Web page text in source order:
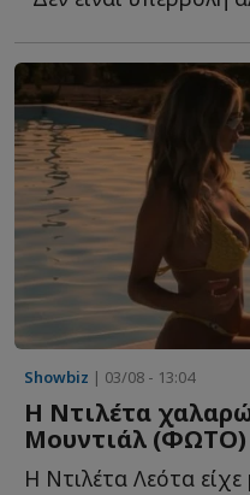
Showbiz | 03/08 - 13:04
Η Ντιλέτα
Μουντιάλ (ΦΩΤΟ)